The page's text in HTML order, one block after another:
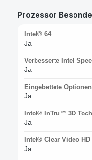
Prozessor
Intel® 64
Ja
Verbesserte Intel
Ja
Eingebettete
Ja
Intel® InTru™ 3D
Ja
Intel® Clear Video
Ja